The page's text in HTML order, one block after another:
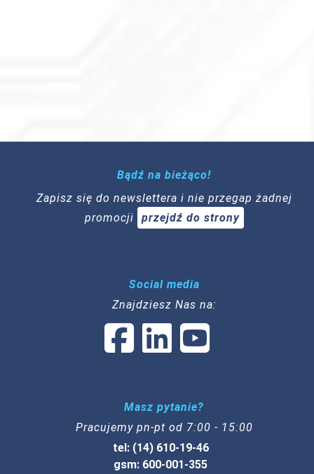
Bądź na bieżąco!
Zapisz się do newslettera i nie przegap żadnej
promocji
przejdź do strony
Social media
Znajdziesz Nas na:
Masz pytanie?
Pracujemy pn-pt od 7:00 - 15:00
tel: (14) 610-19-46
gsm: 600-001-355